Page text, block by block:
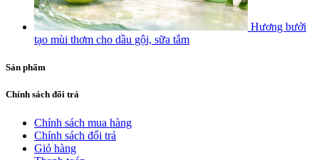
Hương bưởi
tạo mùi thơm cho dầu gội, sữa tắm
Sản phẩm
Chính sách đổi trả
Chính sách mua hàng
Chính sách đổi trả
Giỏ hàng